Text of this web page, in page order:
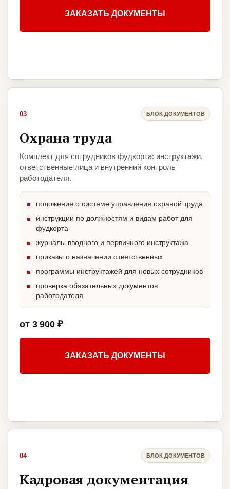
ЗАКАЗАТЬ ДОКУМЕНТЫ
03 БЛОК ДОКУМЕНТОВ
Охрана труда
Комплект для сотрудников фудкорта: инструктажи,
ответственные лица и внутренний контроль
работодателя.
положение о системе управления охраной труда
инструкции по должностям и видам работ для
фудкорта
журналы вводного и первичного инструктажа
приказы о назначении ответственных
программы инструктажей для новых сотрудников
проверка обязательных документов
работодателя
от 3 900 ₽
ЗАКАЗАТЬ ДОКУМЕНТЫ
04 БЛОК ДОКУМЕНТОВ
Кадровая документация